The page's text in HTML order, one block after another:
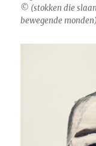
© (stokken die
bewegende